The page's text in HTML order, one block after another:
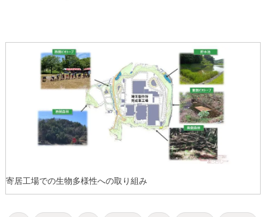
寄居工場での生物多様性への取り組み